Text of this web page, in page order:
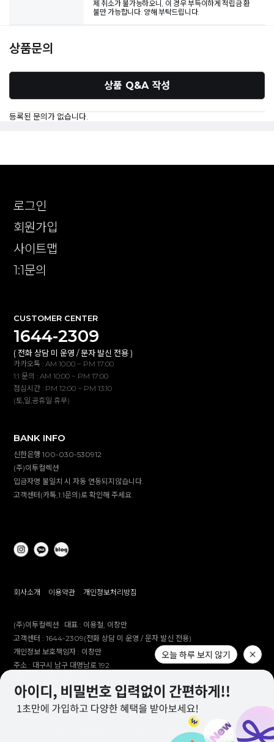
제 취소가 불가능하오니, 이 경우 부득이하게 적립금 환
불만 가능합니다. 양해 부탁드립니다.
상품문의
상품 Q&A 작성
등록된 문의가 없습니다.
로그인
회원가입
사이트맵
1:1문의
CUSTOMER CENTER
1644-2309
( 전화 상담 미 운영 / 문자 발신 전용 )
카카오톡 : AM 10:00 ~ PM 17:00
1:1 문의 : AM 10:00 ~ PM 17:00
점심시간 : PM 12:00 ~ PM 13:10
(토,일,공휴일 휴무)
BANK INFO
신한은행 100-030-530912
(주)이투컬렉션
입금자명 불일치 시 자동 연동되지않습니다.
고객센터(카톡,1:1문의)로 확인해 주세요.
회사소개 이용약관 개인정보처리방침
(주)이투컬렉션 대표 : 이용철, 이창만
고객센터 :1644-2309(전화 상담 미 운영 / 문자 발신 전용)
개인정보 보호책임자 : 이창만
주소 : 대구시 남구 대명남로 192
통신판매업 신고번호 :제 2012-대구남구-0241호
제안 문의 : e2co@dailylike.co.kr
오늘 하루 보지 않기